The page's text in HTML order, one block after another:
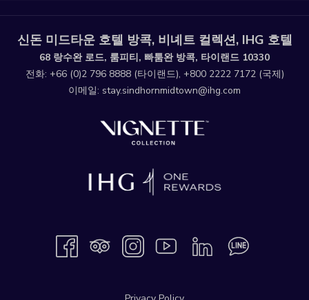
신돈 미드타운 호텔 방콕, 비녜트 컬렉션, IHG 호텔
68 랑수완 로드, 룸피티, 빠툼완 방콕, 타이랜드 10330
전화: +66 (0)2 796 8888(타이랜드), +800 2222 7172(국제)
이메일: stay.sindhornmidtown@ihg.com